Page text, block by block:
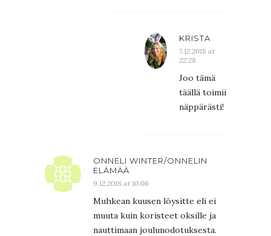
KRISTA
7.12.2018 at
22:28
Joo tämä
täällä toimii
näppärästi!
ONNELI WINTER/ONNELIN
ELÄMÄÄ
9.12.2018 at 10:06
Muhkean kuusen löysitte eli ei
muuta kuin koristeet oksille ja
nauttimaan joulunodotuksesta.